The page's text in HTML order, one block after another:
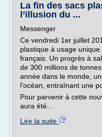
La fin des sacs
l’illusion du ...
Messenger
Ce vendredi 1er juillet
plastique à usage
français. Un progrès à
de 300 millions de
année dans le monde,
l'océan, entraînant une
Pour parvenir à cette
aura été...
Lire la suite